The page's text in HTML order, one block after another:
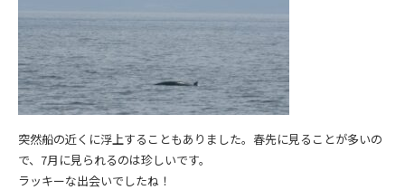
突然船の近くに浮上することもありました。春先に見ることが多いの
で、7月に見られるのは珍しいです。
ラッキーな出会いでしたね！